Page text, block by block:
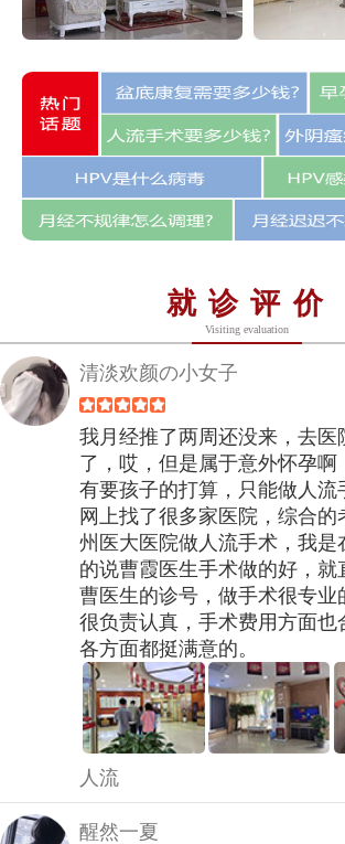
就诊评价
Visiting evaluation
清淡欢颜の小女子
我月经推了两周还没来，去医
了，哎，但是属于意外怀孕啊
有要孩子的打算，只能做人流
网上找了很多家医院，综合的
州医大医院做人流手术，我是
的说曹霞医生手术做的好，就
曹医生的诊号，做手术很专业
很负责认真，手术费用方面也
各方面都挺满意的。
人流
醒然一夏